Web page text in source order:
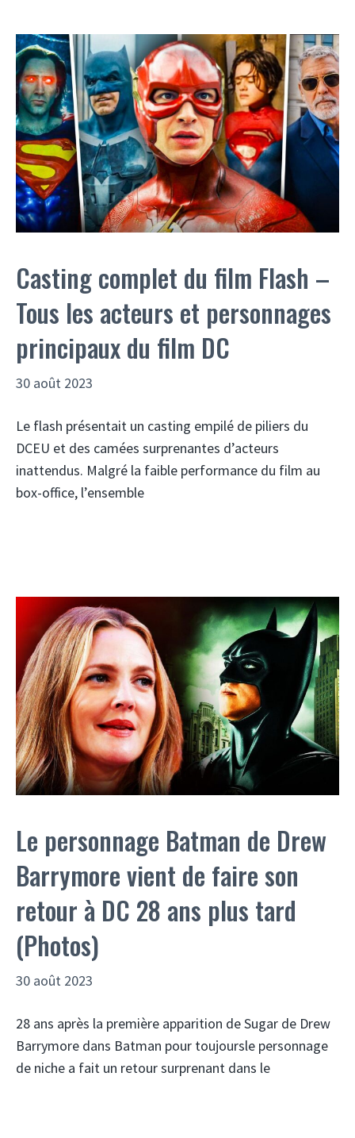
Casting complet du film Flash –
Tous les acteurs et personnages
principaux du film DC
30 août 2023
Le flash présentait un casting empilé de piliers du
DCEU et des camées surprenantes d’acteurs
inattendus. Malgré la faible performance du film au
box-office, l’ensemble
Le personnage Batman de Drew
Barrymore vient de faire son
retour à DC 28 ans plus tard
(Photos)
30 août 2023
28 ans après la première apparition de Sugar de Drew
Barrymore dans Batman pour toujoursle personnage
de niche a fait un retour surprenant dans le